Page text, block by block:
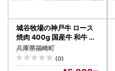
城谷牧場の神戸牛 ロース
焼肉 400g 国産牛 和牛 神
戸ビーフ バーベキュー BB
Q 冷凍
兵庫県福崎町
(0)